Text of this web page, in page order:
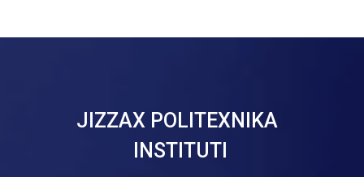
JIZZAX POLITEXNIKA
INSTITUTI